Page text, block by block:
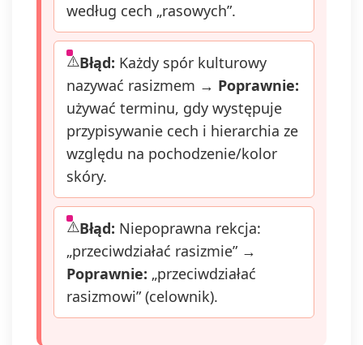
według cech „rasowych”.
Błąd: Każdy spór kulturowy
nazywać rasizmem → Poprawnie:
używać terminu, gdy występuje
przypisywanie cech i hierarchia ze
względu na pochodzenie/kolor
skóry.
Błąd: Niepoprawna rekcja:
„przeciwdziałać rasizmie” →
Poprawnie: „przeciwdziałać
rasizmowi” (celownik).